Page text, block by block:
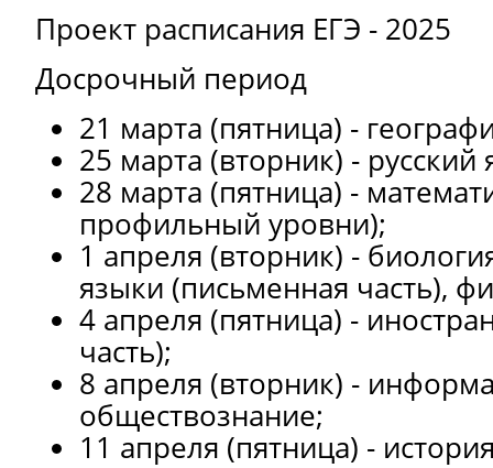
Проект расписания ЕГЭ - 2025
Досрочный период
21 марта (пятница) -
25 марта (вторник) - русский
28 марта (пятница) -
профильный уровни);
1 апреля (вторник) -
языки (письменная часть),
4 апреля (пятница) -
часть);
8 апреля (вторник) -
обществознание;
11 апреля (пятница) -